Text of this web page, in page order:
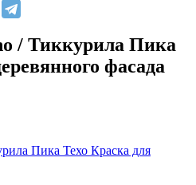
/ Тиккурила Пика
фасада